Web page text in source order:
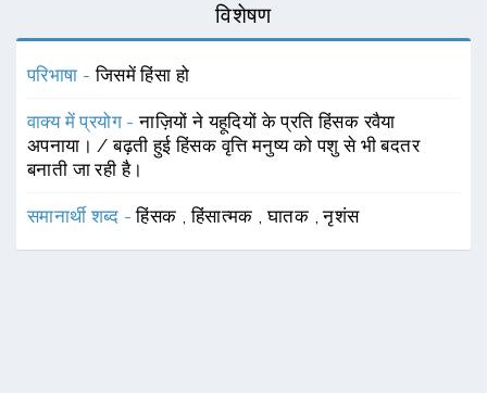
विशेषण
परिभाषा -जिसमें हिंसा हो
वाक्य में प्रयोग -नाज़ियों ने यहूदियों के प्रति हिंसक रवैया
अपनाया। / बढ़ती हुई हिंसक वृत्ति मनुष्य को पशु से भी बदतर
बनाती जा रही है।
समानार्थी शब्द -हिंसक ,हिंसात्मक ,घातक ,नृशंस